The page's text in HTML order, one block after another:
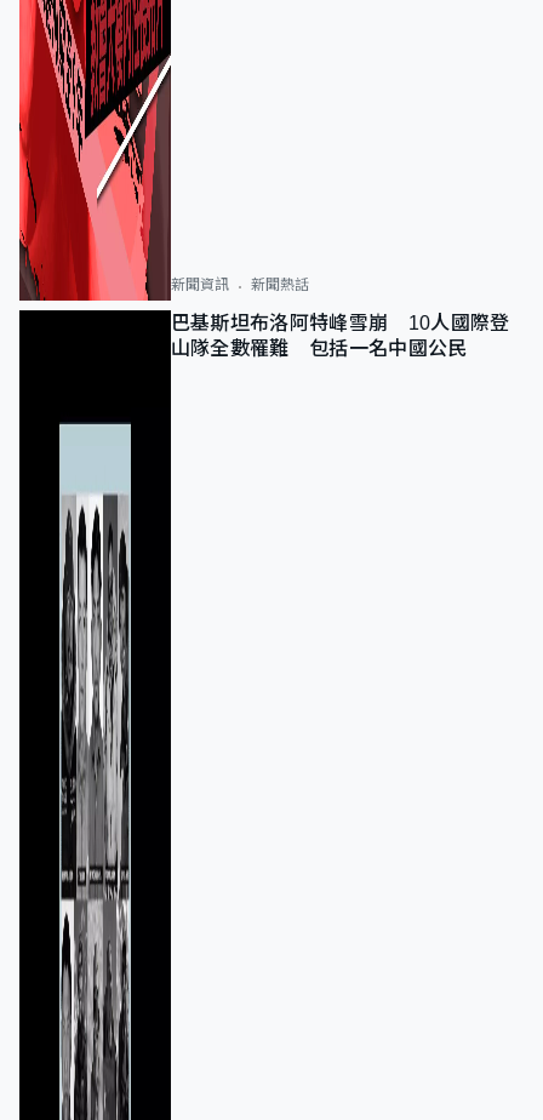
新聞資訊 新聞熱話
巴基斯坦布洛阿特峰雪崩 10人國際登
山隊全數罹難 包括一名中國公民